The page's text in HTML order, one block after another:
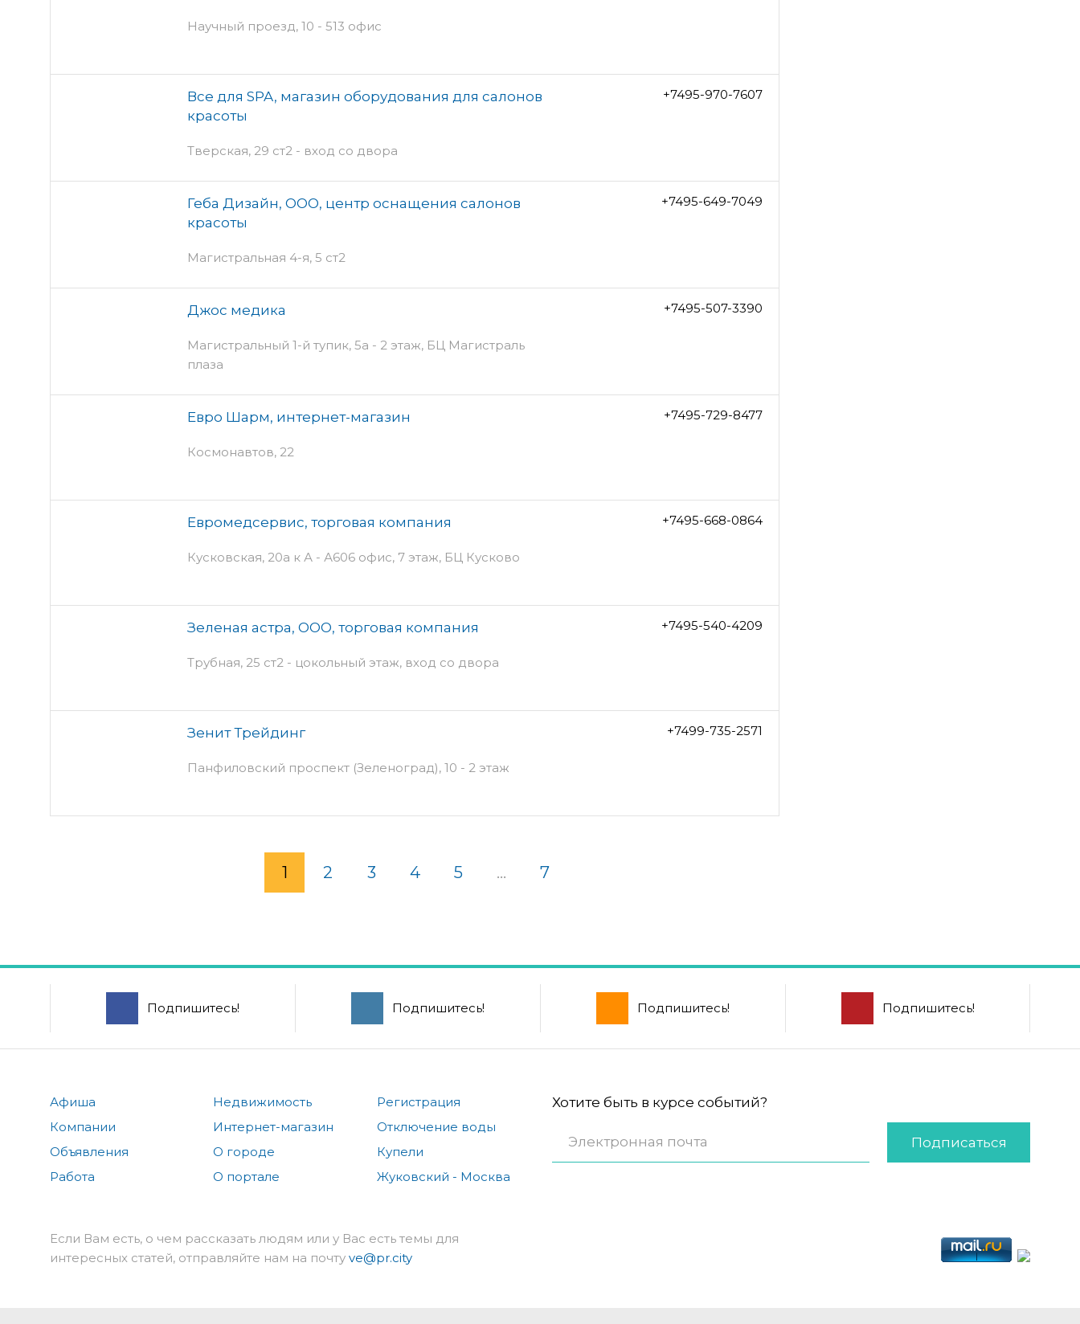
Научный проезд, 10 - 513 офис
Все для SPA, магазин оборудования для салонов
красоты
Тверская, 29 ст2 - вход со двора
+7495-970-7607
Геба Дизайн, ООО, центр оснащения салонов
красоты
Магистральная 4-я, 5 ст2
+7495-649-7049
Джос медика
Магистральный 1-й тупик, 5а - 2 этаж, БЦ Магистраль
плаза
+7495-507-3390
Евро Шарм, интернет-магазин
Космонавтов, 22
+7495-729-8477
Евромедсервис, торговая компания
Кусковская, 20а к А - А606 офис, 7 этаж, БЦ Кусково
+7495-668-0864
Зеленая астра, ООО, торговая компания
Трубная, 25 ст2 - цокольный этаж, вход со двора
+7495-540-4209
Зенит Трейдинг
Панфиловский проспект (Зеленоград), 10 - 2 этаж
+7499-735-2571
1 2 3 4 5 ... 7
Подпишитесь! Подпишитесь! Подпишитесь! Подпишитесь!
Афиша
Компании
Объявления
Работа
Недвижимость
Интернет-магазин
О городе
О портале
Регистрация
Отключение воды
Купели
Жуковский - Москва
Хотите быть в курсе событий?
Подписаться
Если Вам есть, о чем рассказать людям или у Вас есть темы для
интересных статей, отправляйте нам на почту ve@pr.city